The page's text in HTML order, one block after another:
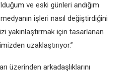
ve eski günleri andığım
işleri nasıl değiştirdiğini
yakınlaştırmak için tasarlanan
uzaklaştırıyor.”
üzerinden arkadaşlıklarını